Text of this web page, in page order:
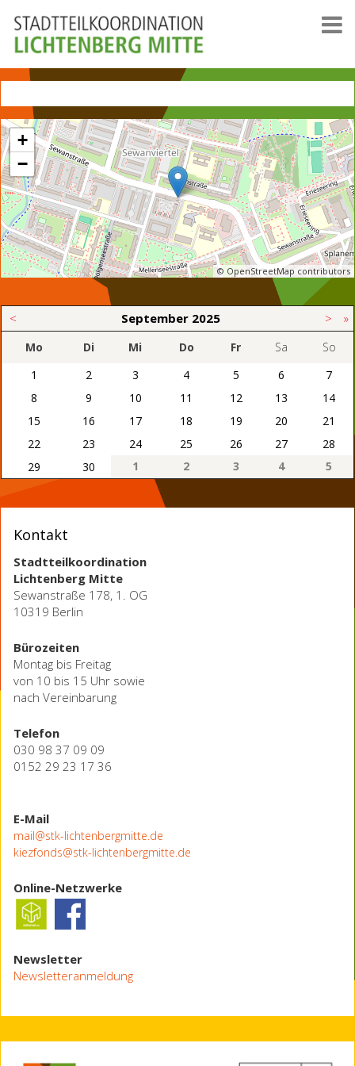
+
−
© OpenStreetMap contributors
< September 2025 > »
Mo Di Mi Do Fr Sa
So
1
2 3 4 5 6
7
8
9 10 11 12 13
14
15
16 17 18 19 20
21
22
23 24 25 26 27
28
29
30 1 2 3 4 5
Kontakt
Stadtteilkoordination
Lichtenberg Mitte
Sewanstraße 178, 1. OG
10319 Berlin
Bürozeiten
Montag bis Freitag
von 10 bis 15 Uhr sowie
nach Vereinbarung
Telefon
030 98 37 09 09
0152 29 23 17 36
E-Mail
mail@stk-lichtenbergmitte.de
kiezfonds@stk-lichtenbergmitte.de
Online-Netzwerke
Newsletter
Newsletteranmeldung